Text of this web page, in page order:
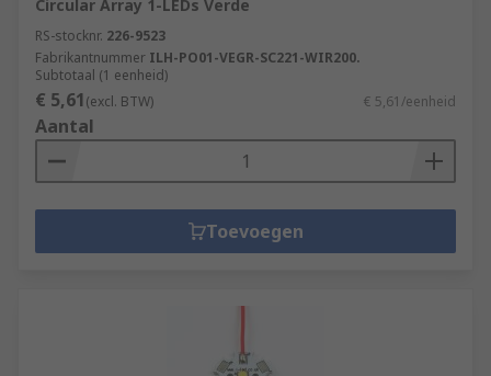
Circular Array 1-LEDs Verde
RS-stocknr. 226-9523
Fabrikantnummer ILH-PO01-VEGR-SC221-WIR200.
Subtotaal (1 eenheid)
€ 5,61(excl. BTW) € 5,61/eenheid
Aantal
Toevoegen